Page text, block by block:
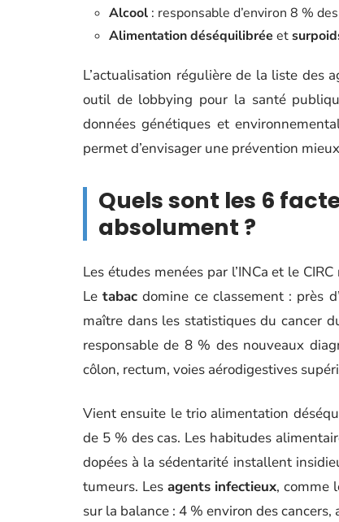
Alcool : responsable d’environ 8 %
Alimentation déséquilibrée et
L’actualisation régulière de la liste des
outil de lobbying pour la santé
données génétiques et
permet d’envisager une prévention
Quels sont les 6
absolument ?
Les études menées par l’INCa et le
Letabac domine ce classement : près
maître dans les statistiques du cancer
responsable de 8 % des nouveaux
côlon, rectum, voies aérodigestives
Vient ensuite le trio alimentation
de 5 % des cas. Les habitudes
dopées à la sédentarité installent
tumeurs. Les agents infectieux, comme
sur la balance : 4 % environ des